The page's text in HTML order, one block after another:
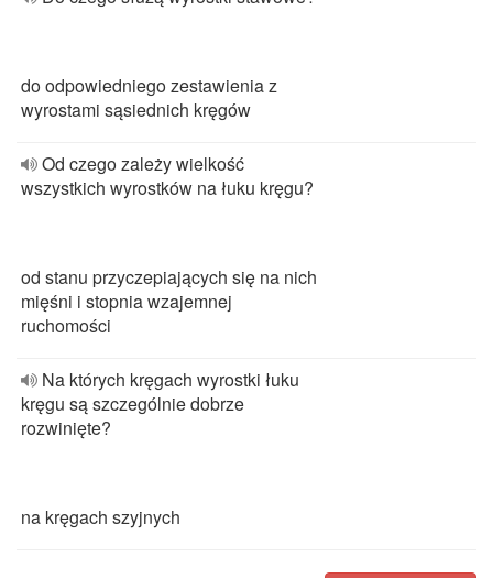
do odpowiedniego zestawienia z
wyrostami sąsiednich kręgów
Od czego zależy wielkość
wszystkich wyrostków na łuku kręgu?
od stanu przyczepiających się na nich
mięśni i stopnia wzajemnej
ruchomości
Na których kręgach wyrostki łuku
kręgu są szczególnie dobrze
rozwinięte?
na kręgach szyjnych